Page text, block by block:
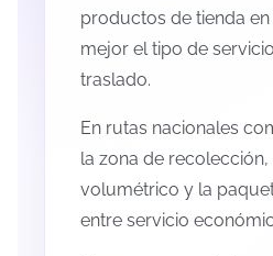
productos de tienda
mejor el tipo de
traslado.
En rutas nacionales
la zona de
volumétrico y la
entre servicio